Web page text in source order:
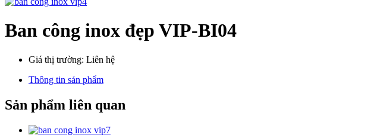
Ban công inox đẹp VIP-BI04
Giá thị trường: Liên hệ
Thông tin sản phẩm
Sản phẩm liên quan